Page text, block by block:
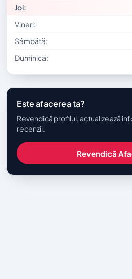
Joi:
Vineri:
Sâmbătă:
Duminică:
Este afacerea ta?
Revendică profilul, actualizează
recenzii.
Revendică